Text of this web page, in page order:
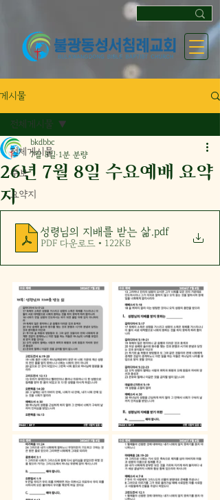
게시물
전체게시물
주보
요약지
전체게시물
26년 7월 8일 수요예배 요약
지
bkdbbc
7월 8일 1분 분량
성령님의 지배를 받는 삶 .pdf
PDF 다운로드 • 122KB